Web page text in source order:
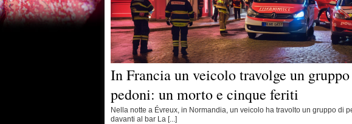
In Francia un veicolo travolge un
pedoni: un morto e cinque feriti
Nella notte a Évreux, in Normandia, un veicolo ha travolto un gruppo di
davanti al bar La [...]